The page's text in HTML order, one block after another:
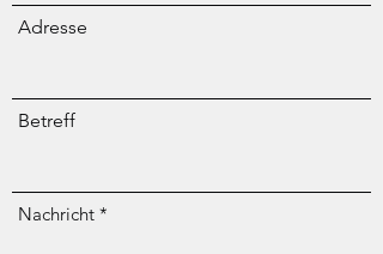
Adresse
Betreff
Nachricht